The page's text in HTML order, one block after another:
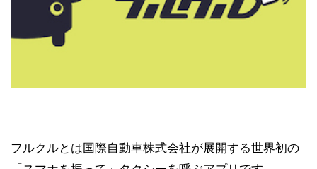
フルクルとは国際自動車株式会社が展開する世界初の